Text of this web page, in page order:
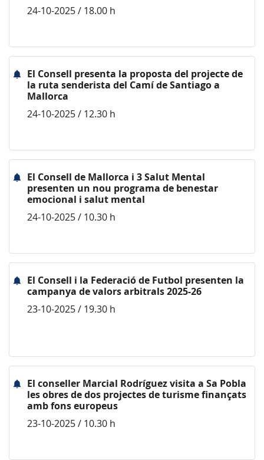
24-10-2025 / 18.00 h
El Consell presenta la proposta del projecte de
la ruta senderista del Camí de Santiago a
Mallorca
24-10-2025 / 12.30 h
El Consell de Mallorca i 3 Salut Mental
presenten un nou programa de benestar
emocional i salut mental
24-10-2025 / 10.30 h
El Consell i la Federació de Futbol presenten la
campanya de valors arbitrals 2025-26
23-10-2025 / 19.30 h
El conseller Marcial Rodríguez visita a Sa Pobla
les obres de dos projectes de turisme finançats
amb fons europeus
23-10-2025 / 10.30 h